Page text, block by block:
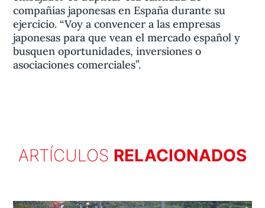
compañías japonesas en España durante su
ejercicio. “Voy a convencer a las empresas
japonesas para que vean el mercado español y
busquen oportunidades, inversiones o
asociaciones comerciales”.
ARTÍCULOS RELACIONADOS